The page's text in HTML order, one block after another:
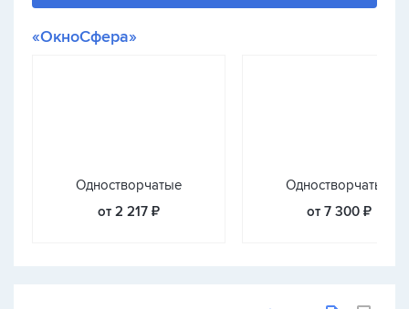
«ОкноСфера»
Одностворчатые
от 2 217 ₽
Одностворчатые
от 7 300 ₽